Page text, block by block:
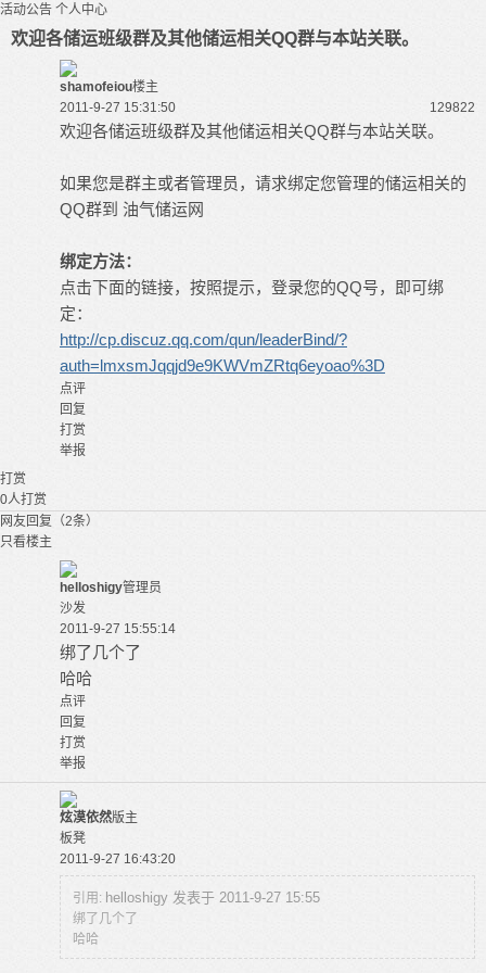
活动公告 个人中心
欢迎各储运班级群及其他储运相关QQ群与本站关联。
shamofeiou楼主
2011-9-27 15:31:50
129822
欢迎各储运班级群及其他储运相关QQ群与本站关联。
如果您是群主或者管理员，请求绑定您管理的储运相关的
QQ群到 油气储运网
绑定方法：
点击下面的链接，按照提示，登录您的QQ号，即可绑
定：
http://cp.discuz.qq.com/qun/leaderBind/?
auth=lmxsmJqqjd9e9KWVmZRtq6eyoao%3D
点评
回复
打赏
举报
打赏
0人打赏
网友回复（2条）
只看楼主
helloshigy管理员
沙发
2011-9-27 15:55:14
绑了几个了
哈哈
点评
回复
打赏
举报
炫漠依然版主
板凳
2011-9-27 16:43:20
引用: helloshigy 发表于 2011-9-27 15:55
绑了几个了
哈哈